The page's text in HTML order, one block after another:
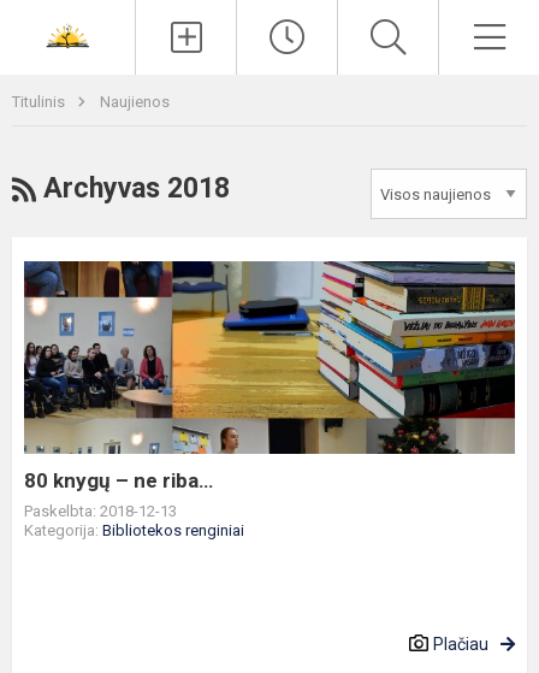
Titulinis Naujienos
RSS
Archyvas 2018
80
knygų
ne
riba…
80 knygų – ne riba…
Paskelbta: 2018-12-13
Kategorija: Bibliotekos renginiai
Plačiau